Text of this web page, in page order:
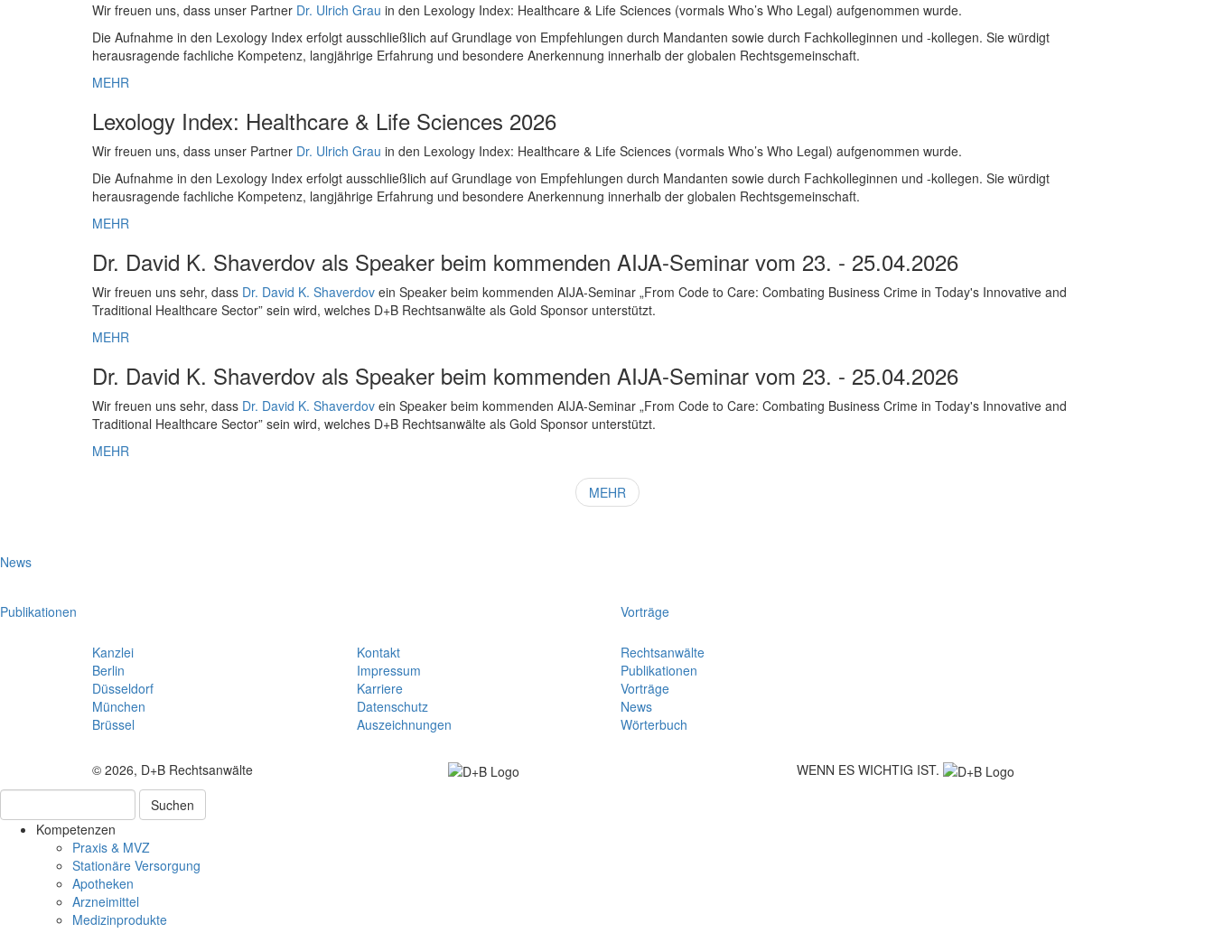
Wir freuen uns, dass unser Partner Dr. Ulrich Grau in den Lexology Index: Healthcare & Life Sciences (vormals Who’s Who Legal) aufgenommen wurde.
Die Aufnahme in den Lexology Index erfolgt ausschließlich auf Grundlage von Empfehlungen durch Mandanten sowie durch Fachkolleginnen und -kollegen. Sie würdigt
herausragende fachliche Kompetenz, langjährige Erfahrung und besondere Anerkennung innerhalb der globalen Rechtsgemeinschaft.
MEHR
Lexology Index: Healthcare & Life Sciences 2026
Wir freuen uns, dass unser Partner Dr. Ulrich Grau in den Lexology Index: Healthcare & Life Sciences (vormals Who’s Who Legal) aufgenommen wurde.
Die Aufnahme in den Lexology Index erfolgt ausschließlich auf Grundlage von Empfehlungen durch Mandanten sowie durch Fachkolleginnen und -kollegen. Sie würdigt
herausragende fachliche Kompetenz, langjährige Erfahrung und besondere Anerkennung innerhalb der globalen Rechtsgemeinschaft.
MEHR
Dr. David K. Shaverdov als Speaker beim kommenden AIJA-Seminar vom 23. - 25.04.2026
Wir freuen uns sehr, dass Dr. David K. Shaverdov ein Speaker beim kommenden AIJA-Seminar „From Code to Care: Combating Business Crime in Today's Innovative and
Traditional Healthcare Sector” sein wird, welches D+B Rechtsanwälte als Gold Sponsor unterstützt.
MEHR
Dr. David K. Shaverdov als Speaker beim kommenden AIJA-Seminar vom 23. - 25.04.2026
Wir freuen uns sehr, dass Dr. David K. Shaverdov ein Speaker beim kommenden AIJA-Seminar „From Code to Care: Combating Business Crime in Today's Innovative and
Traditional Healthcare Sector” sein wird, welches D+B Rechtsanwälte als Gold Sponsor unterstützt.
MEHR
MEHR
News
Publikationen Vorträge
Kanzlei
Berlin
Düsseldorf
München
Brüssel
Kontakt
Impressum
Karriere
Datenschutz
Auszeichnungen
Rechtsanwälte
Publikationen
Vorträge
News
Wörterbuch
© 2026, D+B Rechtsanwälte
WENN ES WICHTIG IST.
Suchen
Kompetenzen
Praxis & MVZ
Stationäre Versorgung
Apotheken
Arzneimittel
Medizinprodukte